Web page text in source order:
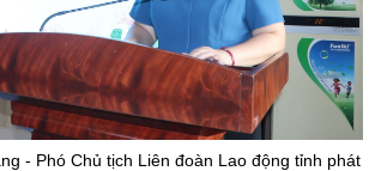
- Phó Chủ tịch Liên đoàn Lao động tỉnh phát